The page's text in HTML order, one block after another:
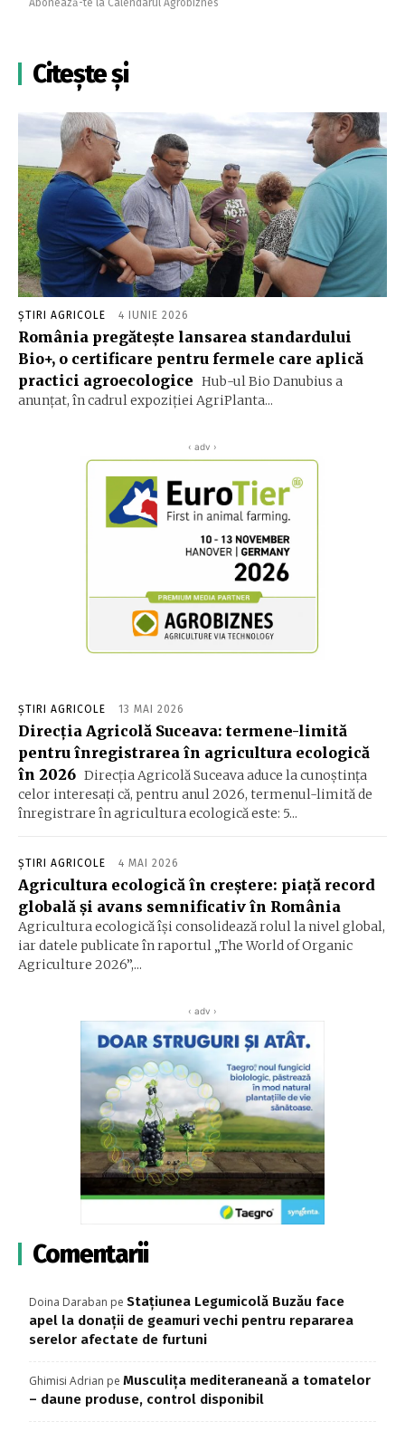
Abonează-te la Calendarul Agrobiznes
Citește și
ȘTIRI AGRICOLE 4 IUNIE 2026
România pregătește lansarea standardului
Bio+, o certificare pentru fermele care aplică
practici agroecologice Hub-ul Bio Danubius a
anunțat, în cadrul expoziției AgriPlanta...
‹ adv ›
ȘTIRI AGRICOLE 13 MAI 2026
Direcția Agricolă Suceava: termene-limită
pentru înregistrarea în agricultura ecologică
în 2026 Direcția Agricolă Suceava aduce la cunoștința
celor interesați că, pentru anul 2026, termenul-limită de
înregistrare în agricultura ecologică este: 5...
ȘTIRI AGRICOLE 4 MAI 2026
Agricultura ecologică în creștere: piață record
globală și avans semnificativ în România
Agricultura ecologică își consolidează rolul la nivel global,
iar datele publicate în raportul „The World of Organic
Agriculture 2026”,...
‹ adv ›
Comentarii
Doina Daraban pe Stațiunea Legumicolă Buzău face
apel la donații de geamuri vechi pentru repararea
serelor afectate de furtuni
Ghimisi Adrian pe Musculița mediteraneană a tomatelor
– daune produse, control disponibil